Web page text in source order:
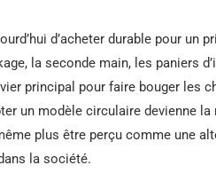
d’acheter durable pour un
la seconde main, les paniers
principal pour faire bouger les
un modèle circulaire devienne la
plus être perçu comme une
la société.